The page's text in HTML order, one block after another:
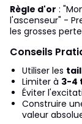
Règle d'or :
l'ascenseur" -
les grosses
Conseils
Utiliser les
Limiter à 3-4
Éviter
Construire
valeur